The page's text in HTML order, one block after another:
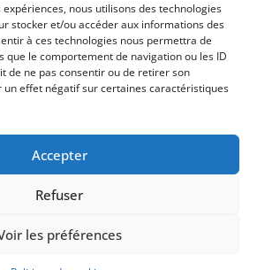
nous utilisons des technologies
stocker et/ou accéder aux informations des
à ces technologies nous permettra de
que le comportement de navigation ou les ID
de ne pas consentir ou de retirer son
effet négatif sur certaines caractéristiques
Accepter
Refuser
les préférences